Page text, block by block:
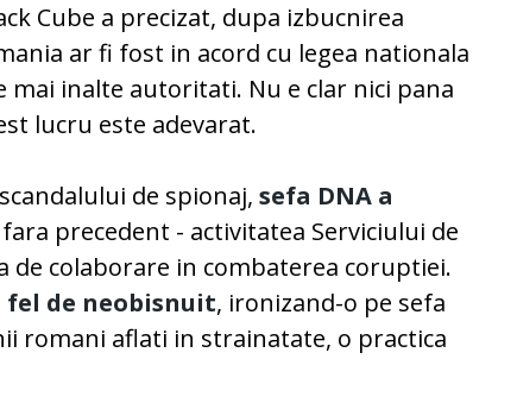
Cube a precizat, dupa izbucnirea
ar fi fost in acord cu legea nationala
mai inalte autoritati. Nu e clar nici pana
lucru este adevarat.
de spionaj,sefa DNA a
precedent - activitatea Serviciului de
colaborare in combaterea coruptiei.
fel de neobisnuit, ironizand-o pe sefa
romani aflati in strainatate, o practica